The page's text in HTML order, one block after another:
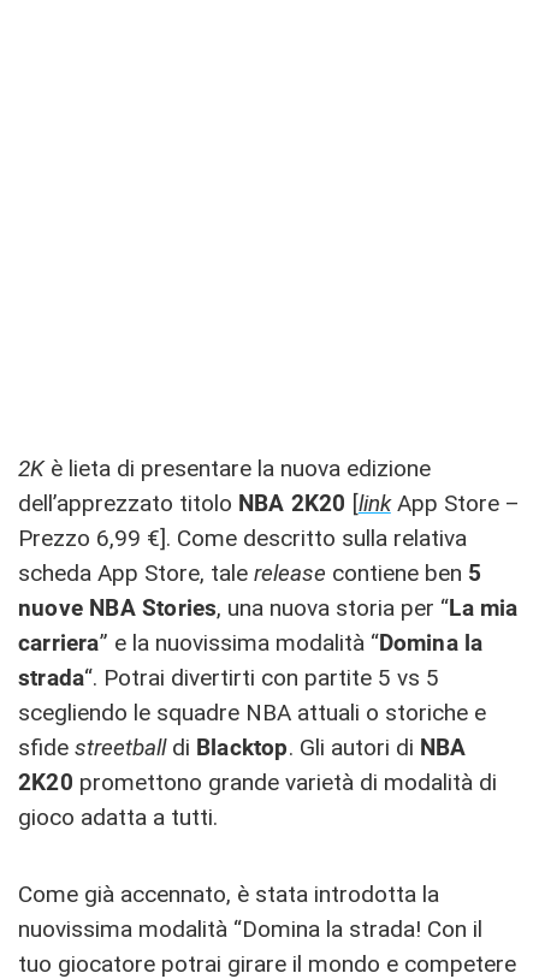
2Kè lieta di presentare la nuova edizione
dell’apprezzato titolo NBA 2K20 [linkApp Store –
Prezzo 6,99 €]. Come descritto sulla relativa
scheda App Store, tale release contiene ben 5
nuove NBA Stories, una nuova storia per “La mia
carriera” e la nuovissima modalità “Domina la
strada“. Potrai divertirti con partite 5 vs 5
scegliendo le squadre NBA attuali o storiche e
sfide streetballdi Blacktop. Gli autori di NBA
2K20 promettono grande varietà di modalità di
gioco adatta a tutti.
Come già accennato, è stata introdotta la
nuovissima modalità “Domina la strada! Con il
tuo giocatore potrai girare il mondo e competere